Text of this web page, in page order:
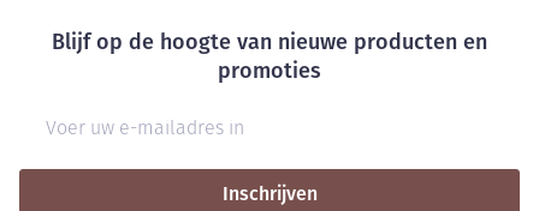
Blijf op de hoogte van nieuwe producten en
promoties
Inschrijven